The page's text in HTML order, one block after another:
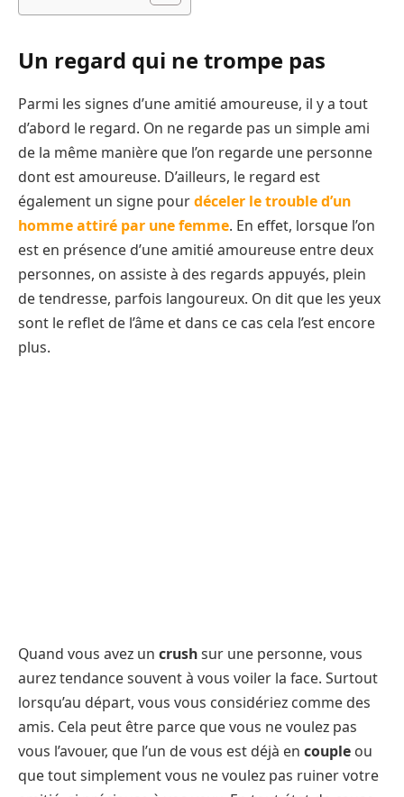
Un regard qui ne trompe pas
Parmi les signes d’une amitié amoureuse, il y a tout
d’abord le regard. On ne regarde pas un simple ami
de la même manière que l’on regarde une personne
dont est amoureuse. D’ailleurs, le regard est
également un signe pourdéceler le trouble d’un
homme attiré par une femme. En effet, lorsque l’on
est en présence d’une amitié amoureuse entre deux
personnes, on assiste à des regards appuyés, plein
de tendresse, parfois langoureux. On dit que les yeux
sont le reflet de l’âme et dans ce cas cela l’est encore
plus.
Quand vous avez un crushsur une personne, vous
aurez tendance souvent à vous voiler la face. Surtout
lorsqu’au départ, vous vous considériez comme des
amis. Cela peut être parce que vous ne voulez pas
vous l’avouer, que l’un de vous est déjà en couple ou
que tout simplement vous ne voulez pas ruiner votre